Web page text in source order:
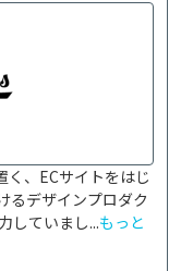
く、ECサイトをはじ
るデザインプロダク
していまし...もっと